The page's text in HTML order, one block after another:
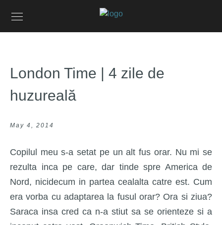
London Time | 4 zile de
huzureală
May 4, 2014
Copilul meu s-a setat pe un alt fus orar. Nu mi se
rezulta inca pe care, dar tinde spre America de
Nord, nicidecum in partea cealalta catre est. Cum
era vorba cu adaptarea la fusul orar? Ora si ziua?
Saraca insa cred ca n-a stiut sa se orienteze si a